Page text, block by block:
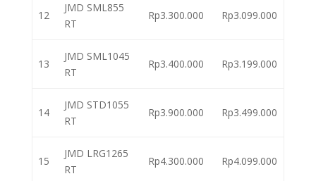
12
JMD SML855
RT
Rp3.300.000 Rp3.099.000
13
JMD SML1045
RT
Rp3.400.000 Rp3.199.000
14
JMD STD1055
RT
Rp3.900.000 Rp3.499.000
15
JMD LRG1265
RT
Rp4.300.000 Rp4.099.000